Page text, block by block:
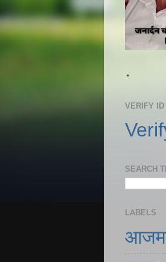
.
VERIFY ID
SEARCH
LABELS